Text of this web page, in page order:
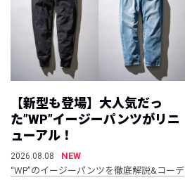
【新型も登場】大人気だっ
た”WP”イージーパンツがリニ
ューアル！
2026.08.08
NEW
“WP”のイージーパンツを徹底解説&コーデ